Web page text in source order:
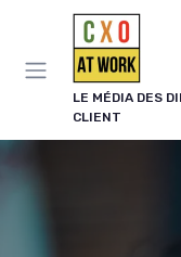
LE MÉDIA DES
CLIENT
Panneau de gestion